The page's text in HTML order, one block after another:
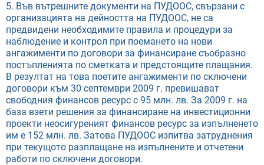
5. Във вътрешните документи на ПУДООС, свързани с
организацията на дейността на ПУДООС, не са
предвидени необходимите правила и процедури за
наблюдение и контрол при поемането на нови
ангажименти по договори за финансиране съобразно
постъпленията по сметката и предстоящите плащания.
В резултат на това поетите ангажименти по сключени
договори към 30 септември 2009 г. превишават
свободния финансов ресурс с 95 млн. лв. За 2009 г. на
база взети решения за финансиране на инвестиционни
проекти неосигуреният финансов ресурс за изпълненето
им е 152 млн. лв. Затова ПУДООС изпитва затруднения
при текущото разплащане на изпълнените и отчетени
работи по сключени договори.